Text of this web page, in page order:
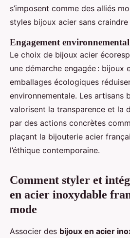
s’imposent comme des alliés
styles bijoux acier sans craindre
Engagement
Le choix de bijoux acier
une démarche engagée : bijoux
emballages écologiques
environnementale. Les artisans
valorisent la transparence et la
par des actions concrètes
plaçant la bijouterie acier
l’éthique contemporaine.
Comment styler et
en acier inoxydable
mode
Associer des bijoux en acier